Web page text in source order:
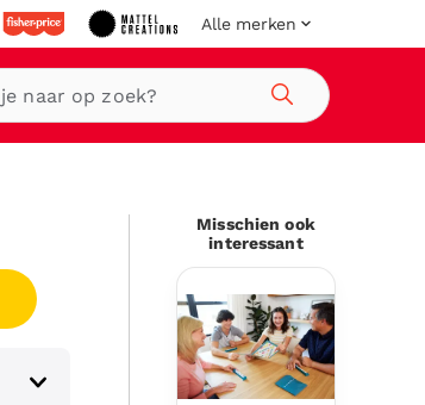
Alle merken
Zoeken
Misschien ook
interessant